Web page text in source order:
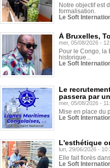
Notre objectif est
formalisation.
Le Soft
À Bruxelles,
mer, 05/08/2026 -
Pour le Congo, la
historique...
Le Soft
Le
passera par
mer, 05/08/2026 -
Mise en place du
Le Soft
L'esthétique
lun, 29/06/2026 -
Elle fait florès
Le Soft